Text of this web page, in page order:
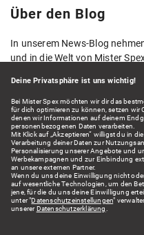
Über den Blog
In unserem News-Blog
und in die Welt von Mister
Fakten aus der Welt der
aus verschiedenen
Einblicke.
Wir freuen uns auf dein
Kontakt: